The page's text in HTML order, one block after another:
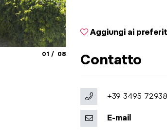
© Küche
aria.slide_indicator.prefix
01 aria.slide_indicator.of
08
Aggiungi ai
Contatto
+39 3495
E-mail